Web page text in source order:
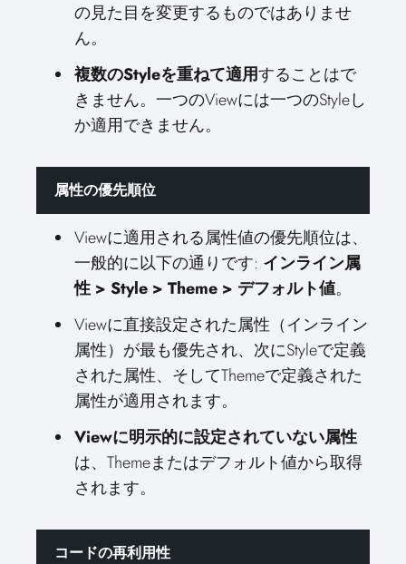
の見た目を変更するものではありませ
ん。
複数のStyleを重ねて適用することはで
きません。一つのViewには一つのStyleし
か適用できません。
属性の優先順位
Viewに適用される属性値の優先順位は、
一般的に以下の通りです: インライン属
性 > Style > Theme > デフォルト値。
Viewに直接設定された属性（インライン
属性）が最も優先され、次にStyleで定義
された属性、そしてThemeで定義された
属性が適用されます。
Viewに明示的に設定されていない属性
は、Themeまたはデフォルト値から取得
されます。
コードの再利用性